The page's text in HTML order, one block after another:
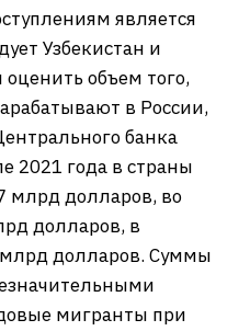
является
Узбекистан и
объем того,
в России,
банка
2021 года в страны
млрд долларов, во
долларов, в
долларов. Суммы
мигранты при